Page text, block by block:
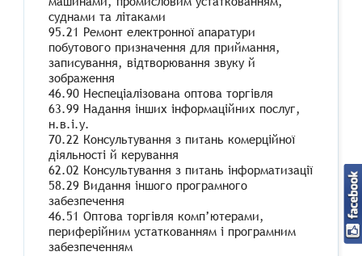
суднами та літаками
95.21 Ремонт електронної апаратури
побутового призначення для приймання,
записування, відтворювання звуку й
зображення
46.90 Неспеціалізована оптова торгівля
63.99 Надання інших інформаційних послуг,
н.в.і.у.
70.22 Консультування з питань комерційної
діяльності й керування
62.02 Консультування з питань інформатизації
58.29 Видання іншого програмного
забезпечення
46.51 Оптова торгівля комп’ютерами,
периферійним устаткованням і програмним
забезпеченням